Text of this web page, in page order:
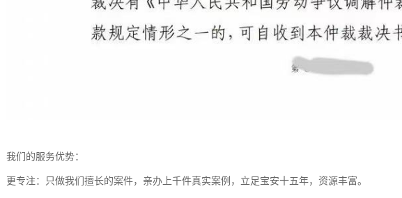
我们的服务优势：
更专注：只做我们擅长的案件，亲办上千件真实案例，立足宝安十五年，资源丰富。